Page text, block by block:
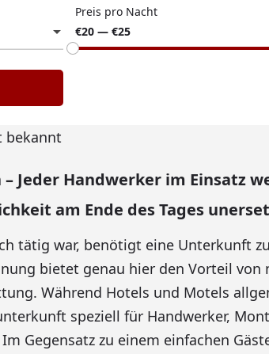
Preis pro Nacht
€20 — €25
bekannt
Jeder Handwerker im Einsatz
am Ende des Tages
tätig war, benötigt eine Unterkunft
bietet genau hier den Vorteil von
Während Hotels und Motels
speziell für Handwerker,
Gegensatz zu einem einfachen